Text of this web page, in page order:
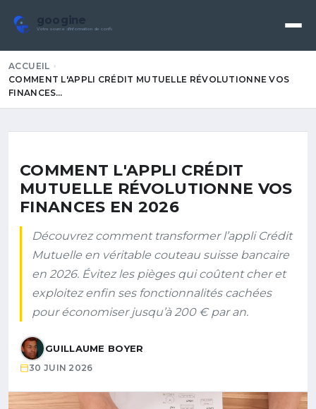
googine
Votre source d'information de confiance
ACCUEIL
COMMENT L'APPLI CRÉDIT MUTUELLE RÉVOLUTIONNE VOS
FINANCES…
COMMENT L'APPLI CRÉDIT
MUTUELLE RÉVOLUTIONNE VOS
FINANCES EN 2026
Découvrez comment transformer l’appli Crédit
Mutuelle en véritable couteau suisse bancaire
en 2026. Évitez les pièges qui coûtent cher et
exploitez enfin ses fonctionnalités cachées
pour économiser jusqu’à 200 € par an.
GUILLAUME BOYER
30 JUIN 2026